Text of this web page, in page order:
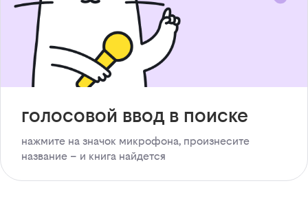
голосовой ввод в поиске
нажмите на значок микрофона, произнесите
название – и книга найдется